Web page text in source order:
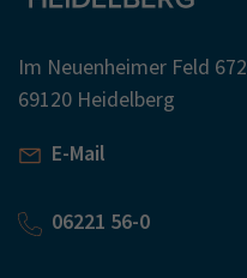
Im Neuenheimer Feld 672
69120 Heidelberg
E-Mail
06221 56-0